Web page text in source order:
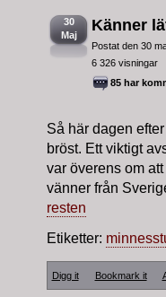
30
Maj
Känner
Postat den 30
6 326
85 har
Så här dagen
bröst. Ett viktigt
var överens om
vänner från
resten
Etiketter:
Digg it Bookmark it